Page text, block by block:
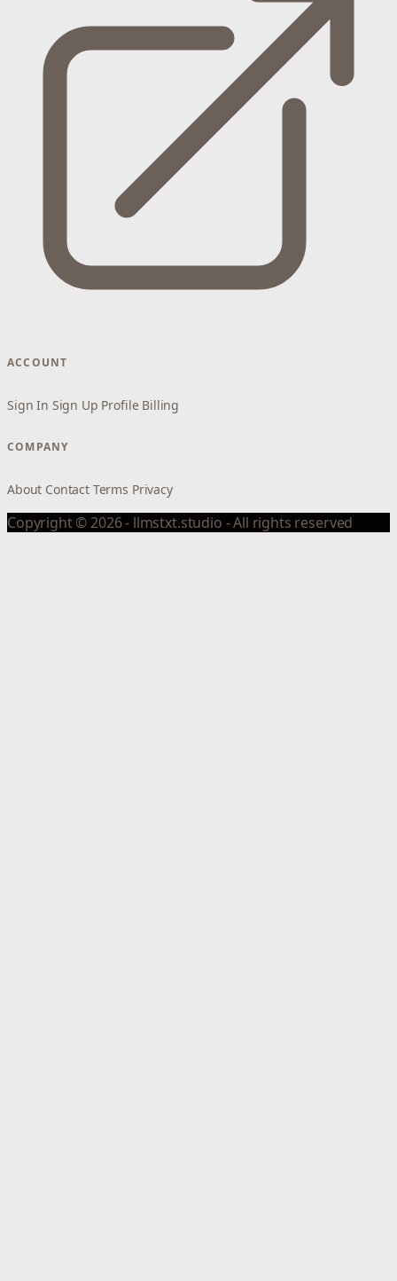
ACCOUNT
Sign In Sign Up Profile Billing
COMPANY
About Contact Terms Privacy
Copyright © 2026 - llmstxt.studio - All rights reserved